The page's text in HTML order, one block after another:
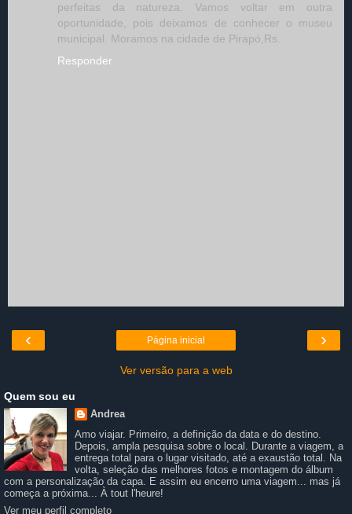
perfeitas da natureza. Vamos voltar em outra
oportunidade, pois deixamos de conhecer o museu
municipal. Moramos na cidade de Pirapó,Rs.
Responder
‹ ›
Página inicial
Ver versão para a web
Quem sou eu
Andrea
Amo viajar. Primeiro, a definição da data e do destino.
Depois, ampla pesquisa sobre o local. Durante a viagem, a
entrega total para o lugar visitado, até a exaustão total. Na
volta, seleção das melhores fotos e montagem do álbum
com a personalização da capa. E assim eu encerro uma viagem... mas já
começa a próxima... À tout l'heure!
Ver meu perfil completo